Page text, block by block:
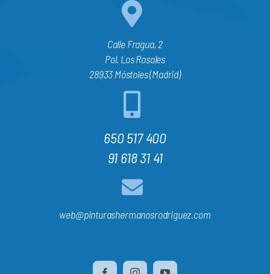
Calle Fragua, 2
Pol. Los Rosales
28933 Móstoles (Madrid)
650 517 400
91 618 31 41
web@pinturashermanosrodriguez.com